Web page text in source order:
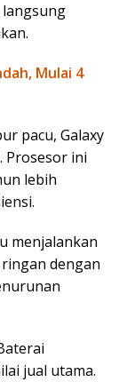
Mulai 4
pacu, Galaxy
Prosesor ini
lebih
menjalankan
dengan
jual utama.